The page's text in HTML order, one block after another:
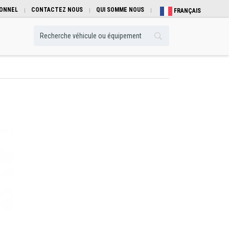
CONTACTEZ NOUS QUI SOMME NOUS FRANÇAIS